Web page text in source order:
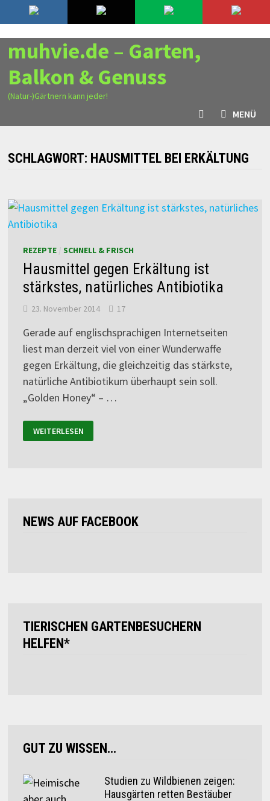
Zurück
zum
Inhalt
10. August 2026
muhvie.de – Garten,
Balkon & Genuss
(Natur-)Gärtnern kann jeder!
MENÜ
SCHLAGWORT: HAUSMITTEL BEI ERKÄLTUNG
REZEPTE/ SCHNELL & FRISCH
Hausmittel gegen Erkältung ist
stärkstes, natürliches Antibiotika
23. November 2014 17
Gerade auf englischsprachigen Internetseiten
liest man derzeit viel von einer Wunderwaffe
gegen Erkältung, die gleichzeitig das stärkste,
natürliche Antibiotikum überhaupt sein soll.
„Golden Honey“ – …
WEITERLESEN
NEWS AUF FACEBOOK
TIERISCHEN GARTENBESUCHERN
HELFEN*
GUT ZU WISSEN…
Studien zu Wildbienen zeigen:
Hausgärten retten Bestäuber